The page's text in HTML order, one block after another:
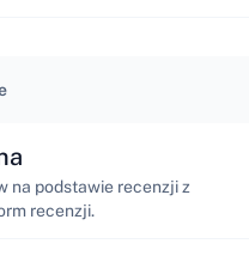
na podstawie recenzji z
recenzji.